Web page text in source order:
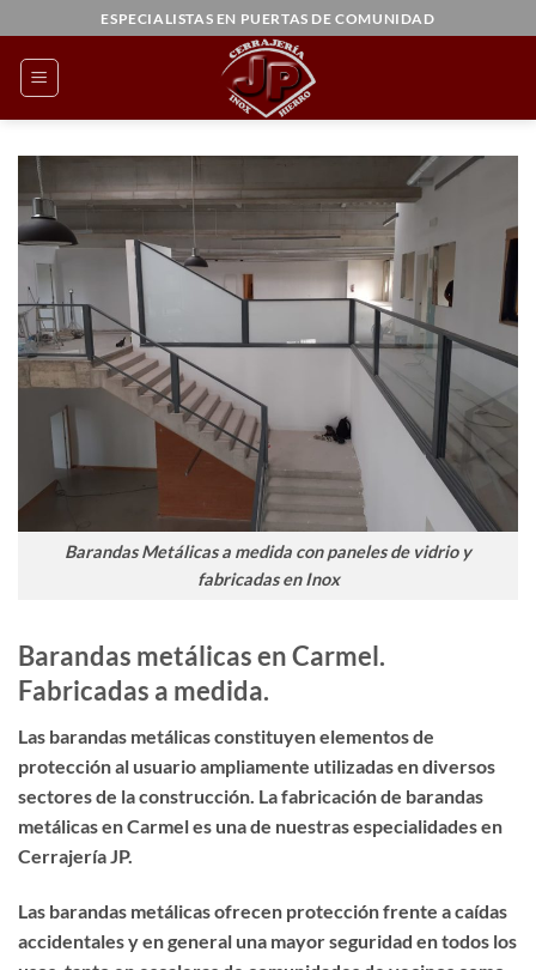
al
contenido
ESPECIALISTAS EN PUERTAS DE COMUNIDAD
Barandas Metálicas a medida con paneles de vidrio y
fabricadas en Inox
Barandas metálicas en Carmel.
Fabricadas a medida.
Las barandas metálicas constituyen elementos de
protección al usuario ampliamente utilizadas en diversos
sectores de la construcción. Lafabricación de barandas
metálicas en Carmeles una de nuestras especialidades en
Cerrajería JP.
Las barandas metálicas ofrecen protección frente a caídas
accidentales y en general una mayor seguridad en todos los